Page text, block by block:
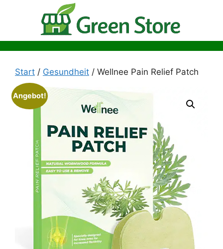
Start / Gesundheit / Wellnee Pain Relief Patch
Angebot!